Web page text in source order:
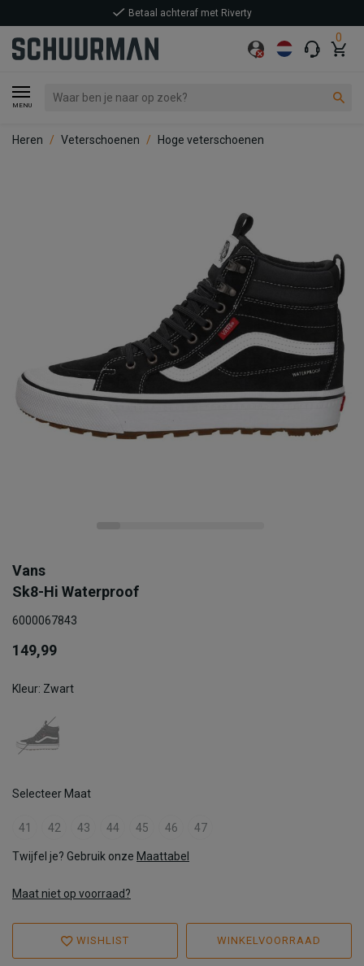
0
MENU
Betaal achteraf met Riverty
Heren Veterschoenen Hoge veterschoenen
Vans
Sk8-Hi Waterproof
6000067843
149,99
Kleur: Zwart
Selecteer Maat
41 42 43 44 45 46 47
Twijfel je? Gebruik onze Maattabel
Maat niet op voorraad?
WISHLIST WINKELVOORRAAD